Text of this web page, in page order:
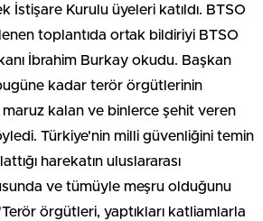
İstişare Kurulu üyeleri katıldı. BTSO
toplantıda ortak bildiriyi BTSO
İbrahim Burkay okudu. Başkan
kadar terör örgütlerinin
maruz kalan ve binlerce şehit veren
Türkiye'nin milli güvenliğini temin
harekatın uluslararası
ve tümüyle meşru olduğunu
örgütleri, yaptıkları katliamlarla